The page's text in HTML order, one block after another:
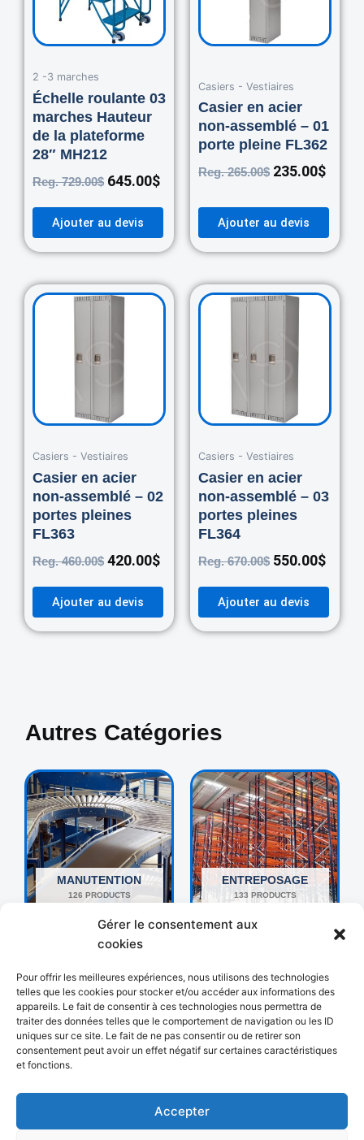
Gérer le consentement aux
cookies
Pour offrir les meilleures expériences, nous utilisons des technologies
telles que les cookies pour stocker et/ou accéder aux informations des
appareils. Le fait de consentir à ces technologies nous permettra de
traiter des données telles que le comportement de navigation ou les ID
uniques sur ce site. Le fait de ne pas consentir ou de retirer son
consentement peut avoir un effet négatif sur certaines caractéristiques
et fonctions.
Accepter
2 -3 marches
Échelle roulante 03
marches Hauteur
de la plateforme
28″ MH212
Reg.729.00$ 645.00$
Ajouter au devis
Casiers - Vestiaires
Casier en acier
non-assemblé – 01
porte pleine FL362
Reg.265.00$ 235.00$
Ajouter au devis
Casiers - Vestiaires
Casier en acier
non-assemblé – 02
portes pleines
FL363
Reg.460.00$
Original
420.00$
Current
price
Ajouter au devis
Casiers - Vestiaires
Casier en acier
non-assemblé – 03
portes pleines
FL364
Reg.670.00$
Original
550.00$
price
Ajouter au devis
Autres Catégories
MANUTENTION
126 PRODUCTS
ENTREPOSAGE
133 PRODUCTS
192 PRODUCTS